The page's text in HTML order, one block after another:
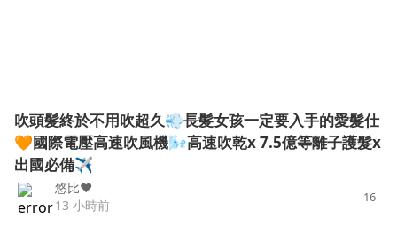
吹頭髮終於不用吹超久💨長髮女孩一定要入手的愛髮仕
🧡國際電壓高速吹風機🌬️高速吹乾x 7.5億等離子護髮x
出國必備✈
悠比❤️
13 小時前
16